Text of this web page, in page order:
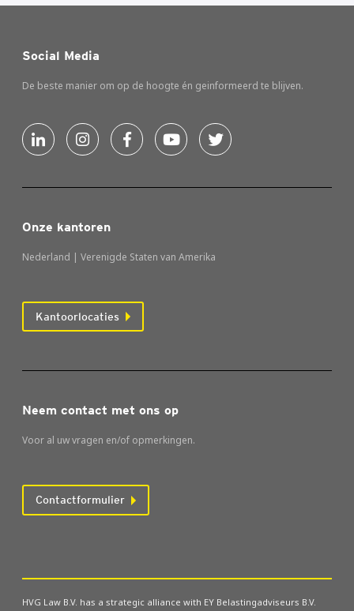
Onze kantoren
Nederland | Verenigde Staten van Amerika
Kantoorlocaties
Social Media
De beste manier om op de hoogte én geinformeerd te blijven.
Neem contact met ons op
Voor al uw vragen en/of opmerkingen.
Contactformulier
HVG Law B.V. has a strategic alliance with EY Belastingadviseurs B.V.